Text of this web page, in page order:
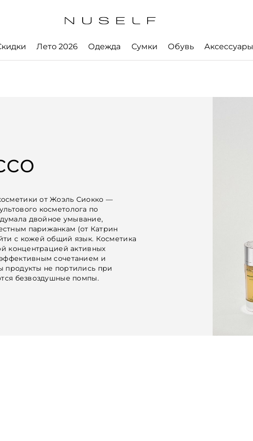
Лето 2026 Одежда Сумки Обувь Аксессуары
от Жоэль Сиокко —
косметолога по
двойное умывание,
парижанкам (от Катрин
с кожей общий язык. Косметика
концентрацией активных
сочетанием и
продукты не портились при
безвоздушные помпы.